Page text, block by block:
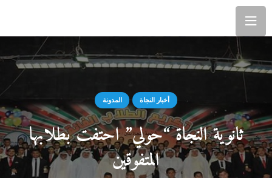
أخبار النجاة المدونة
ثانوية النجاة “حولي” احتفت بطلابها
المتفوقين